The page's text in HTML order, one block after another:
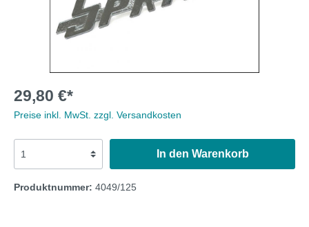
29,80 €*
Preise inkl. MwSt. zzgl. Versandkosten
In den Warenkorb
Produktnummer: 4049/125